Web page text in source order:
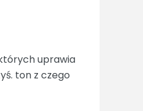
uprawia
ton z czego